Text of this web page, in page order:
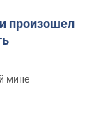
произошел
мине